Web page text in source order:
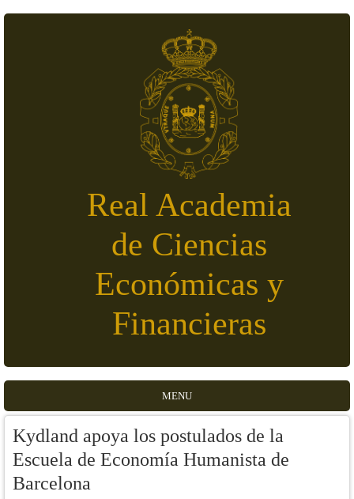
Real Academia
de Ciencias
Económicas y
Financieras
MENU
Kydland apoya los postulados de la
Escuela de Economía Humanista de
Barcelona